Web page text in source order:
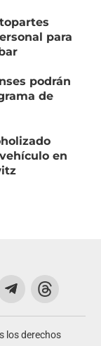
para
podrán
de
en
los derechos